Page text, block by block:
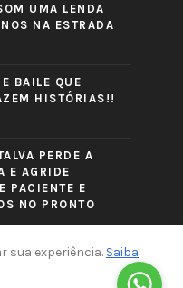
UMA LENDA
NA ESTRADA
BAILE QUE
HISTÓRIAS!!
PERDE A
E AGRIDE
PACIENTE E
NO PRONTO
sua experiência. Saiba